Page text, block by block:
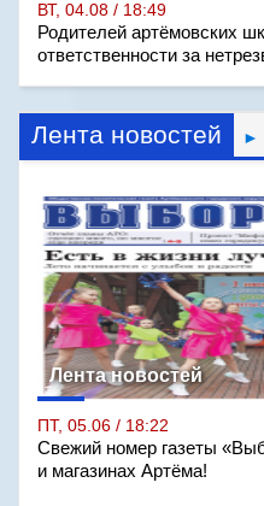
ВТ, 04.08 / 18:49
Родителей артёмовских
ответственности за
Лента новостей ►
Лента новостей
ПТ, 05.06 / 18:22
Свежий номер газеты
и магазинах Артёма!